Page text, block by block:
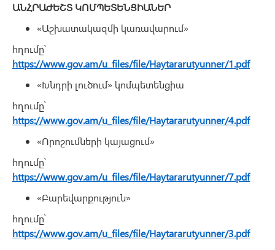
ԱՆՀՐԱԺԵՇՏ ԿՈՄՊԵՏԵՆՑԻԱՆԵՐ
«Աշխատակազմի կառավարում»
հղումը՝
https://www.gov.am/u_files/file/Haytararutyunner/1.pdf
«Խնդրի լուծում» կոմպետենցիա
հղումը՝
https://www.gov.am/u_files/file/Haytararutyunner/4.pdf
«Որոշումների կայացում»
հղումը՝
https://www.gov.am/u_files/file/Haytararutyunner/7.pdf
«Բարեվարքություն»
հղումը՝
https://www.gov.am/u_files/file/Haytararutyunner/3.pdf